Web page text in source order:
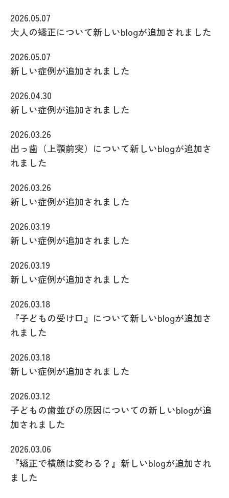
2026.05.07
大人の矯正について新しいblogが追加されました
2026.05.07
新しい症例が追加されました
2026.04.30
新しい症例が追加されました
2026.03.26
出っ歯（上顎前突）について新しいblogが追加さ
れました
2026.03.26
新しい症例が追加されました
2026.03.19
新しい症例が追加されました
2026.03.19
新しい症例が追加されました
2026.03.18
『子どもの受け口』について新しいblogが追加さ
れました
2026.03.18
新しい症例が追加されました
2026.03.12
子どもの歯並びの原因についての新しいblogが追
加されました
2026.03.06
『矯正で横顔は変わる？』新しいblogが追加され
ました